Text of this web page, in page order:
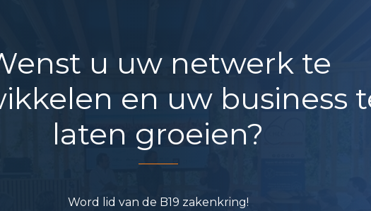
u uw netwerk te
en uw business
laten groeien?
Word lid van de B19 zakenkring!